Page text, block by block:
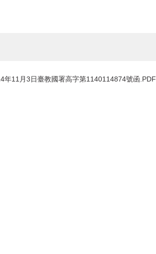
年11月3日臺教國署高字第1140114874號函.PDF